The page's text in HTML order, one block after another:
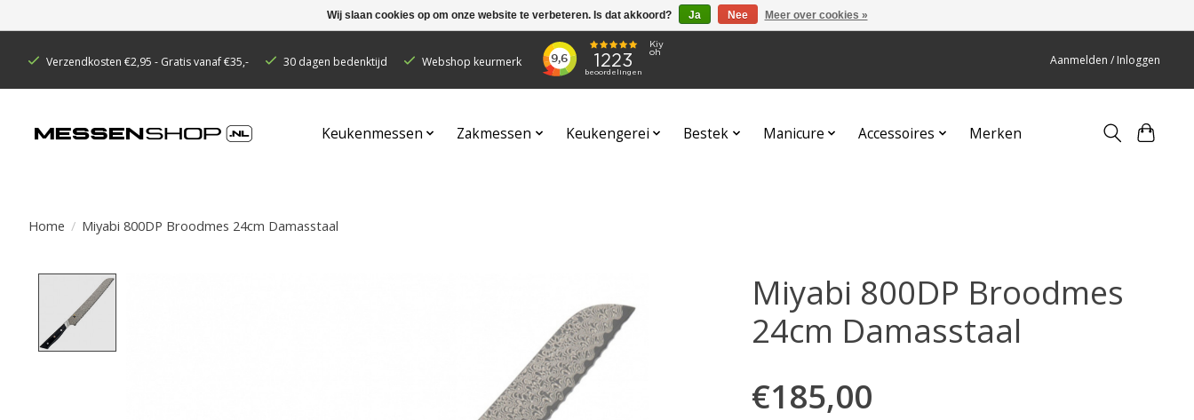
Verzendkosten €2,95 - Gratis vanaf €35,- 30 dagen bedenktijd Webshop keurmerk Aanmelden / Inloggen
Keukenmessen Zakmessen Keukengerei Bestek Manicure Accessoires Merken
Home / Miyabi 800DP Broodmes 24cm Damasstaal
Miyabi 800DP Broodmes
24cm Damasstaal
€185,00
Wij slaan cookies op om onze website te verbeteren. Is dat akkoord? Ja Nee Meer over cookies »